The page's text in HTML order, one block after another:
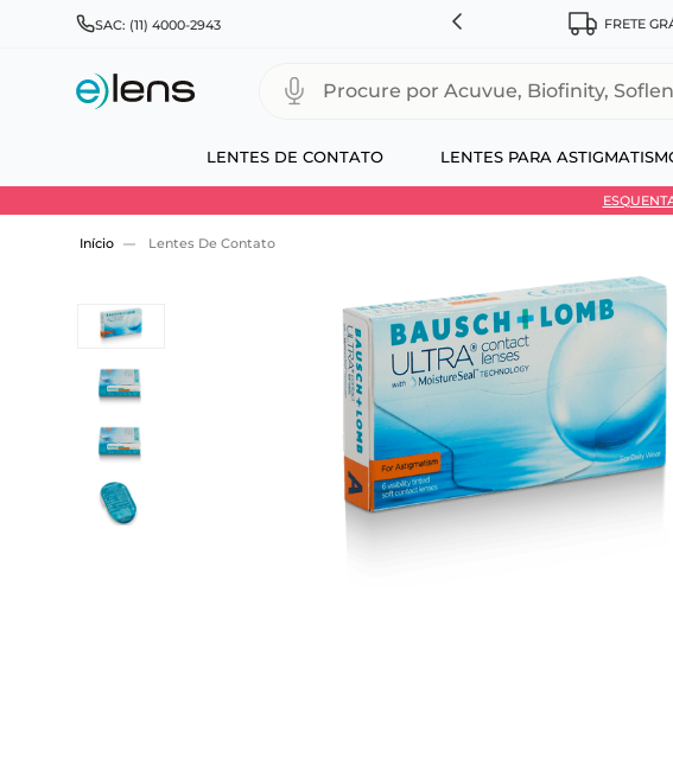
SAC: (11) 4000-2943
& JOHNSON, ALCON, BAUSCH+LOMB E COOPERVISION FRETE
LENTES DE CONTATO LENTES PARA
Procure por Acuvue, Biofinity, Soflens...
Use 30HOJE e ganhe 30% OFF + economia extra no Pix
Lentes De Contato